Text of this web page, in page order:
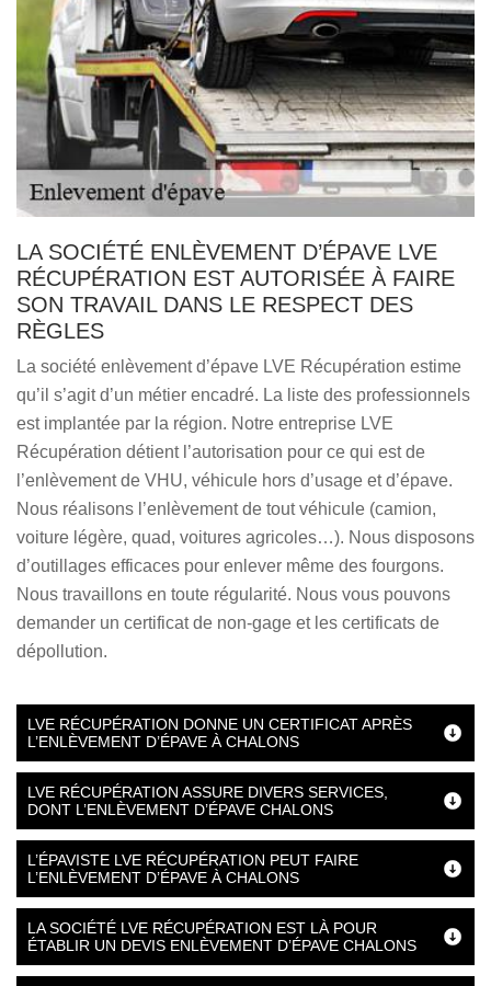
LA SOCIÉTÉ ENLÈVEMENT D’ÉPAVE LVE
RÉCUPÉRATION EST AUTORISÉE À FAIRE
SON TRAVAIL DANS LE RESPECT DES
RÈGLES
La société enlèvement d’épave LVE Récupération estime
qu’il s’agit d’un métier encadré. La liste des professionnels
est implantée par la région. Notre entreprise LVE
Récupération détient l’autorisation pour ce qui est de
l’enlèvement de VHU, véhicule hors d’usage et d’épave.
Nous réalisons l’enlèvement de tout véhicule (camion,
voiture légère, quad, voitures agricoles…). Nous disposons
d’outillages efficaces pour enlever même des fourgons.
Nous travaillons en toute régularité. Nous vous pouvons
demander un certificat de non-gage et les certificats de
dépollution.
LVE RÉCUPÉRATION DONNE UN CERTIFICAT APRÈS
L’ENLÈVEMENT D’ÉPAVE À CHALONS
LVE RÉCUPÉRATION ASSURE DIVERS SERVICES,
DONT L’ENLÈVEMENT D’ÉPAVE CHALONS
L’ÉPAVISTE LVE RÉCUPÉRATION PEUT FAIRE
L’ENLÈVEMENT D’ÉPAVE À CHALONS
LA SOCIÉTÉ LVE RÉCUPÉRATION EST LÀ POUR
ÉTABLIR UN DEVIS ENLÈVEMENT D’ÉPAVE CHALONS